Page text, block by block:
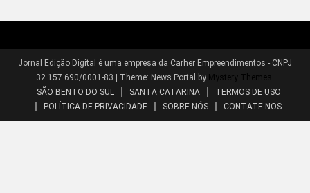
Jornal Edição Digital é uma empresa da Carher Empreendimentos - CNPJ
32.157.690/0001-83 | Theme: News Portal by Mystery Themes .
SÃO BENTO DO SUL
SANTA CATARINA
TERMOS DE USO
POLÍTICA DE PRIVACIDADE
SOBRE NÓS CONTATE-NOS